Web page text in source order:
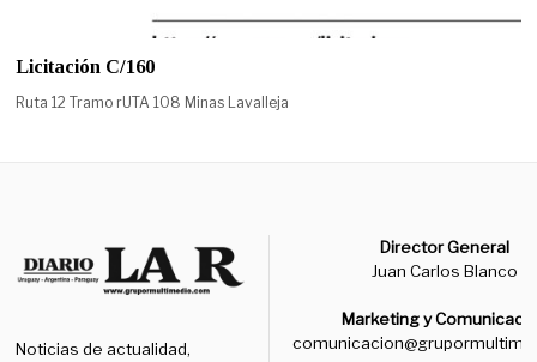
Licitación C/160
Ruta 12 Tramo rUTA 108 Minas Lavalleja
Noticias de actualidad,
Director General
Juan Carlos Blanco
Marketing y